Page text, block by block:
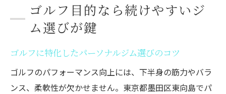
ゴルフ目的なら続けやすいジ
ム選びが鍵
ゴルフに特化したパーソナルジム選びのコツ
ゴルフのパフォーマンス向上には、下半身の筋力やバラ
ンス、柔軟性が欠かせません。東京都墨田区東向島でパ